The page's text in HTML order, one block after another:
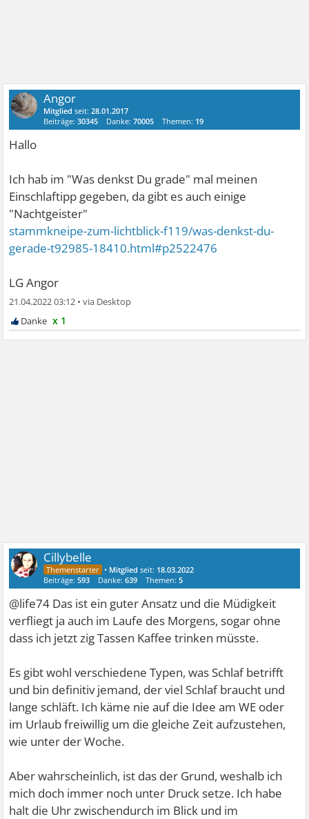
Angor
Mitglied seit:28.01.2017
Beiträge:30345 Danke:70005 Themen: 19
Hallo
Ich hab im "Was denkst Du grade" mal meinen
Einschlaftipp gegeben, da gibt es auch einige
"Nachtgeister"
stammkneipe-zum-lichtblick-f119/was-denkst-du-
gerade-t92985-18410.html#p2522476
LG Angor
21.04.2022 03:12 •
x 1
Cillybelle
• Mitglied seit: 18.03.2022
Beiträge:593 Danke:639 Themen:5
@life74 Das ist ein guter Ansatz und die Müdigkeit
verfliegt ja auch im Laufe des Morgens, sogar ohne
dass ich jetzt zig Tassen Kaffee trinken müsste.
Es gibt wohl verschiedene Typen, was Schlaf betrifft
und bin definitiv jemand, der viel Schlaf braucht und
lange schläft. Ich käme nie auf die Idee am WE oder
im Urlaub freiwillig um die gleiche Zeit aufzustehen,
wie unter der Woche.
Aber wahrscheinlich, ist das der Grund, weshalb ich
mich doch immer noch unter Druck setze. Ich habe
halt die Uhr zwischendurch im Blick und im